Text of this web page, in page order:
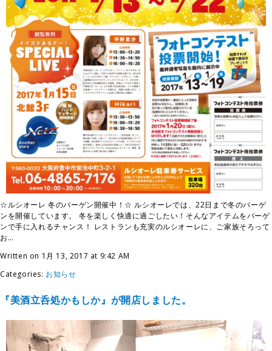
☆ルシオーレ 冬のバーゲン開催中！☆ ルシオーレでは、22日まで冬のバーゲ
ンを開催しています。 冬を楽しく快適に過ごしたい！そんなアイテムをバーゲ
ンで手に入れるチャンス！ レストランも充実のルシオーレに、ご家族そろって
お…
Written on 1月 13, 2017 at 9:42 AM
Categories: お知らせ
『美酒立呑処かもしか』が開店しました。